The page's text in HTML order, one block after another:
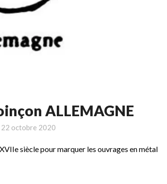
ALLEMAGNE
22 octobre 2020
siècle pour marquer les ouvrages en métal